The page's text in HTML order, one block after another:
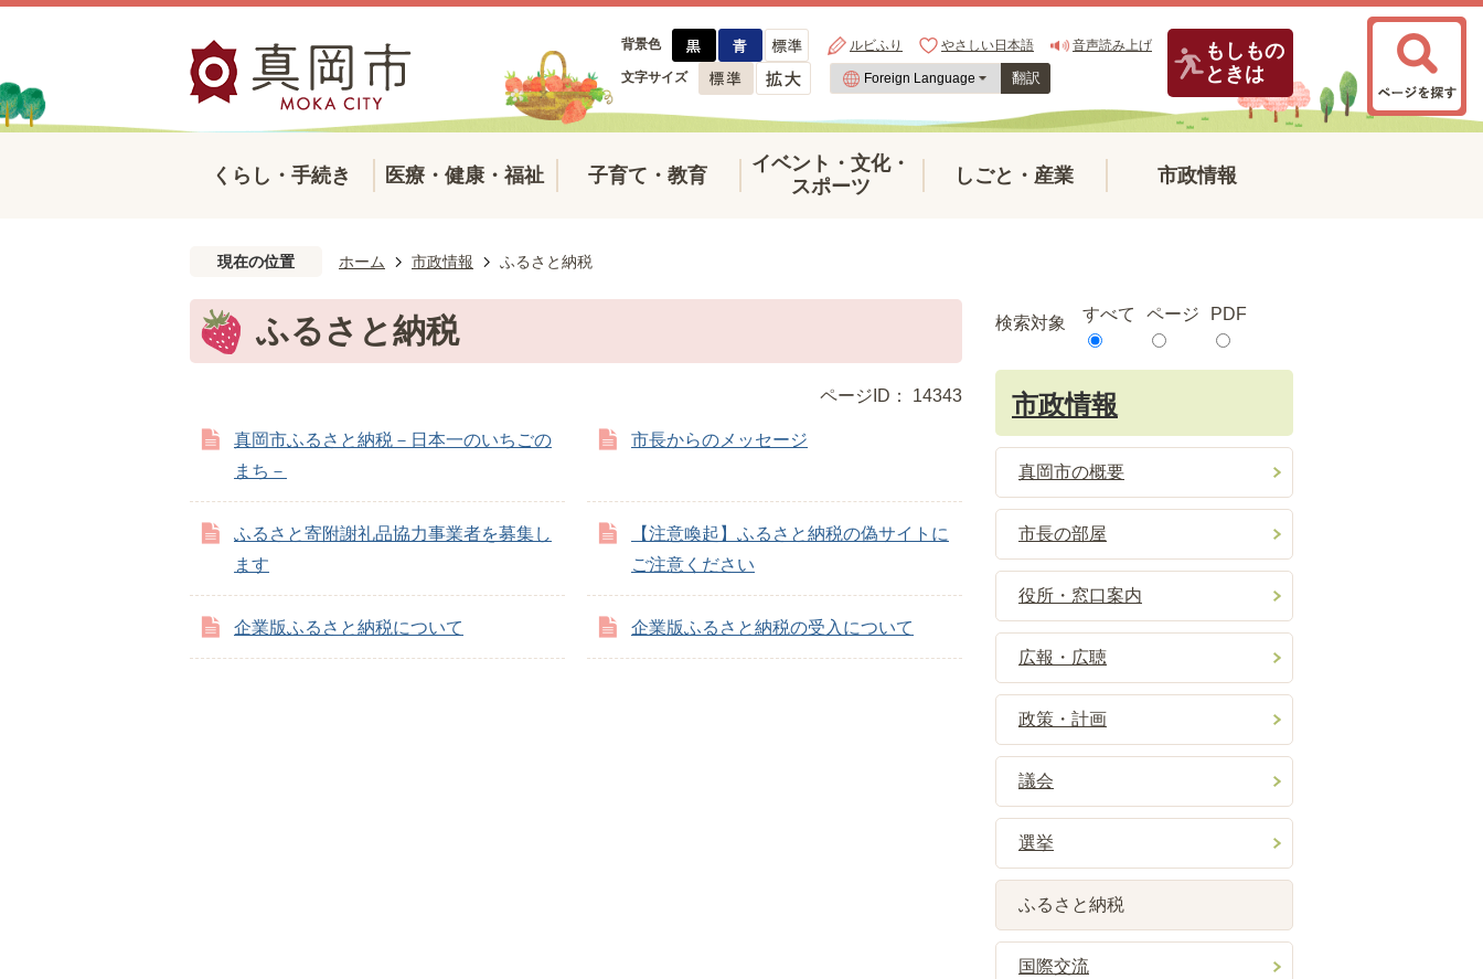
背景色 ルビふり やさしい日本語 音声読み上げ
文字サイズ 翻訳
もしもの
ときは
くらし・手続き 医療・健康・福祉 子育て・教育
イベント・文化・
スポーツ
しごと・産業 市政情報
現在の位置 ホーム 市政情報 ふるさと納税
ふるさと納税
ページID： 14343
真岡市ふるさと納税－日本一のいちごの
まち－
市長からのメッセージ
ふるさと寄附謝礼品協力事業者を募集し
ます
【注意喚起】ふるさと納税の偽サイトに
ご注意ください
企業版ふるさと納税について 企業版ふるさと納税の受入について
検索対象 すべて ページ PDF
市政情報
真岡市の概要
市長の部屋
役所・窓口案内
広報・広聴
政策・計画
議会
選挙
ふるさと納税
国際交流